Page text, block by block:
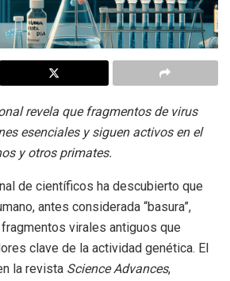
revela que fragmentos de virus
esenciales y siguen activos en el
y otros primates.
de científicos ha descubierto que
antes considerada “basura”,
virales antiguos que
clave de la actividad genética. El
la revista Science Advances,